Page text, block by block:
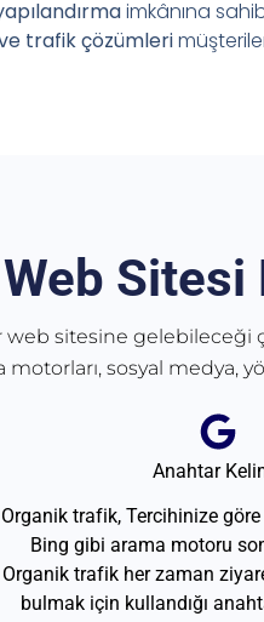
imkânına
trafik çözümleri
Sitesi
sitesine gelebileceği
motorları, sosyal
Anahtar
Organik trafik, Tercihinize
Bing gibi arama motoru
Organik trafik her zaman
bulmak için kullandığı